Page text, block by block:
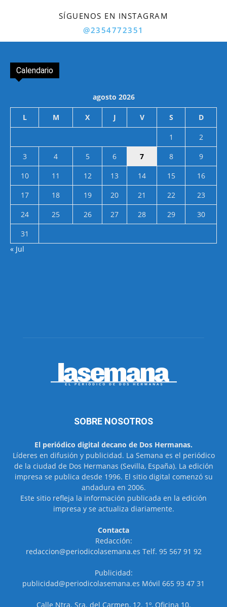
SÍGUENOS EN INSTAGRAM
@2354772351
Calendario
agosto 2026
L M X J V S D
1
2
3
4 5 6 7 8
9
10
11 12 13 14 15
16
17
18 19 20 21 22
23
24
25 26 27 28 29
30
31
« Jul
SOBRE NOSOTROS
El periódico digital decano de Dos Hermanas.
Líderes en difusión y publicidad. La Semana es el periódico
de la ciudad de Dos Hermanas (Sevilla, España). La edición
impresa se publica desde 1996. El sitio digital comenzó su
andadura en 2006.
Este sitio refleja la información publicada en la edición
impresa y se actualiza diariamente.
Contacta
Redacción:
redaccion@periodicolasemana.es Telf. 95 567 91 92
Publicidad:
publicidad@periodicolasemana.es Móvil 665 93 47 31
Calle Ntra. Sra. del Carmen, 12. 1º, Oficina 10.